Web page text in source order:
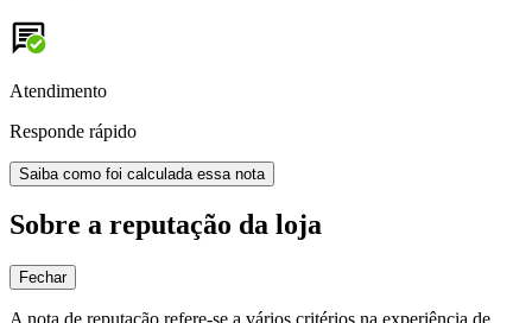
Atendimento
Responde rápido
Saiba como foi calculada essa nota
Sobre a reputação da loja
Fechar